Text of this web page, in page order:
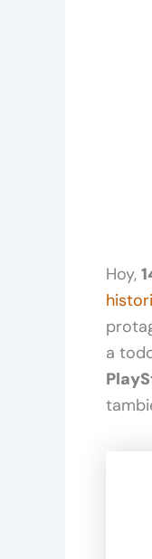
Hoy,
a